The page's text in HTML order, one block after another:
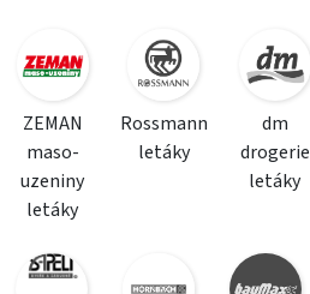
ZEMAN
maso-
uzeniny
letáky
Rossmann
letáky
dm
drogerie
letáky